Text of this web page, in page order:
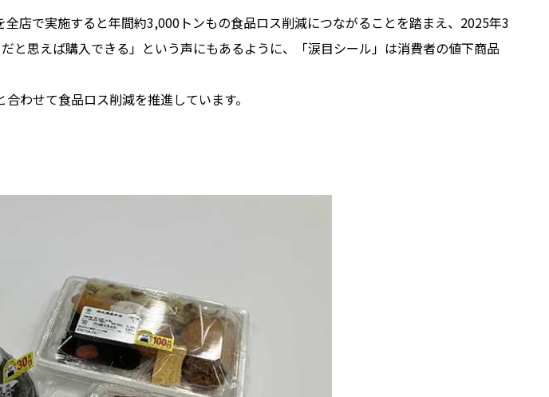
店で実施すると年間約3,000トンもの食品ロス削減につながることを踏まえ、2025年3
思えば購入できる」という声にもあるように、「涙目シール」は消費者の値下商品
わせて食品ロス削減を推進しています。